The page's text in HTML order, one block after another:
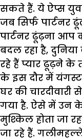
सकते हैं. ये ऐप्स
जब सिर्फ पार्टनर
पार्टनर ढूंढ़ना आप
बदल रहा है,
रहे हैं प्यार ढूढ़ने के
के इस दौर में
घर की
गया है. ऐसे में उन के
मुश्किल होता जा
जा रहे हैं.